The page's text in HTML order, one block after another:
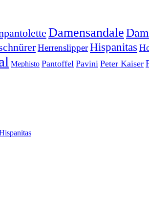
Damensandale
HerrenslipperHispanitas
Mephisto Pantoffel Pavini Peter Kaiser